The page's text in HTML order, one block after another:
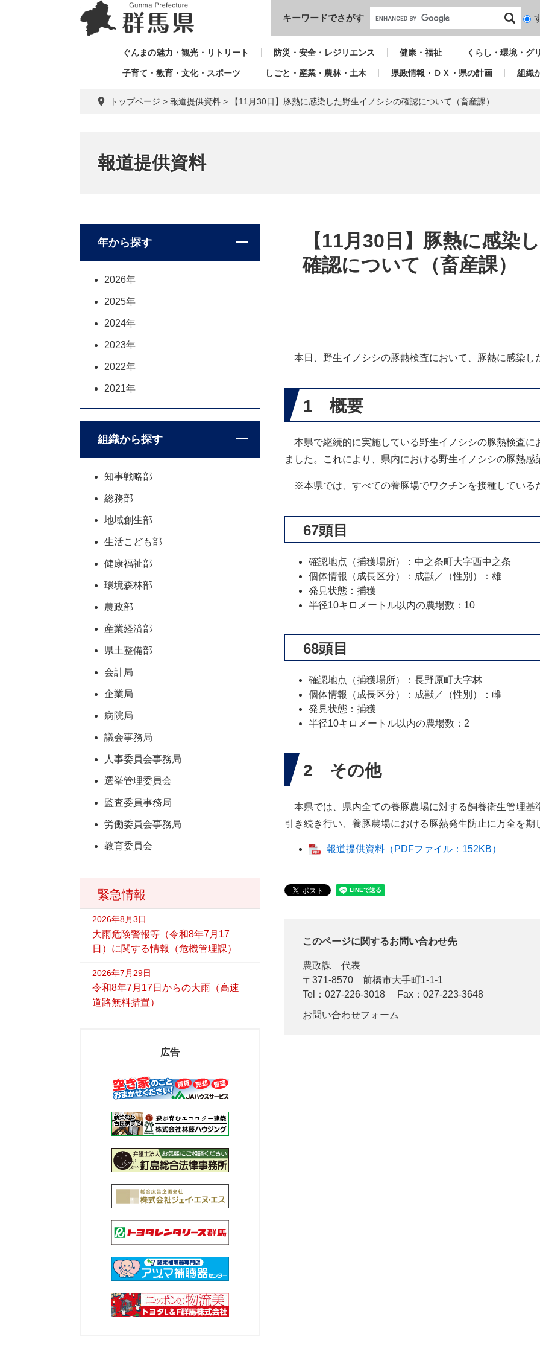
本文へ
キーワードでさがす
検
対
ぐんまの魅力・観光・リトリート 防災・安全・レジリエンス 健康・福祉 くらし・環境・グ
子育て・教育・文化・スポーツ しごと・産業・農林・土木 県政情報・ＤＸ・県の計画 組織
トップページ > 報道提供資料 > 【11月30日】豚熱に感染した野生イノシシの確認について（畜産課）
報道提供資料
【11月30日】豚熱に感染
確認について（畜産課）
本日、野生イノシシの豚熱検査において、豚熱に感染し
1 概要
本県で継続的に実施している野生イノシシの豚熱検査に
ました。これにより、県内における野生イノシシの豚熱
※本県では、すべての養豚場でワクチンを接種している
67頭目
確認地点（捕獲場所）：中之条町大字西中之条
個体情報（成長区分）：成獣／（性別）：雄
発見状態：捕獲
半径10キロメートル以内の農場数：10
68頭目
確認地点（捕獲場所）：長野原町大字林
個体情報（成長区分）：成獣／（性別）：雌
発見状態：捕獲
半径10キロメートル以内の農場数：2
2 その他
本県では、県内全ての養豚農場に対する飼養衛生管理基
引き続き行い、養豚農場における豚熱発生防止に万全を期
報道提供資料（PDFファイル：152KB）
このページに関するお問い合わせ先
農政課
代表
〒371-8570
前橋市大手町1-1-1
Tel：027-226-3018
Fax：027-223-3648
お問い合わせフォーム
緊急情報
2026年8月3日
大雨危険警報等（令和8年7月17
日）に関する情報（危機管理課）
2026年7月29日
令和8年7月17日からの大雨（高速
道路無料措置）
年から探す
2026年
2025年
2024年
2023年
2022年
2021年
組織から探す
知事戦略部
総務部
地域創生部
生活こども部
健康福祉部
環境森林部
農政部
産業経済部
県土整備部
会計局
企業局
病院局
議会事務局
人事委員会事務局
選挙管理委員会
監査委員事務局
労働委員会事務局
教育委員会
広告